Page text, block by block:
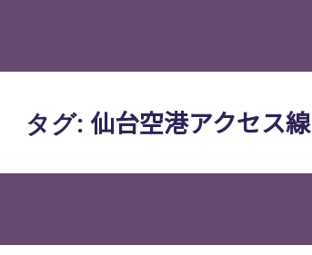
タグ: 仙台空港アクセス線